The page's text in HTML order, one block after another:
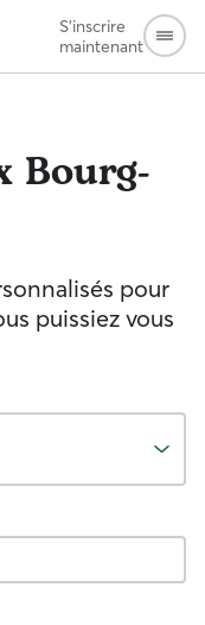
S'inscrire
maintenant
Bourg-
pour
puissiez vous